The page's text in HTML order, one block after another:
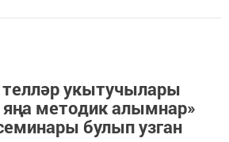
укытучылары
методик алымнар»
булып узган